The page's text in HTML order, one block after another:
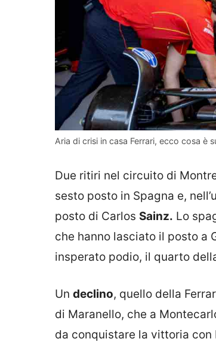
Aria di crisi in casa Ferrari, ecco cosa è
Due ritiri nel circuito di
sesto posto in Spagna e,
posto di Carlos Sainz. Lo
che hanno lasciato il posto a
insperato podio, il quarto
Un declino, quello della
di Maranello, che a
da conquistare la vittoria con